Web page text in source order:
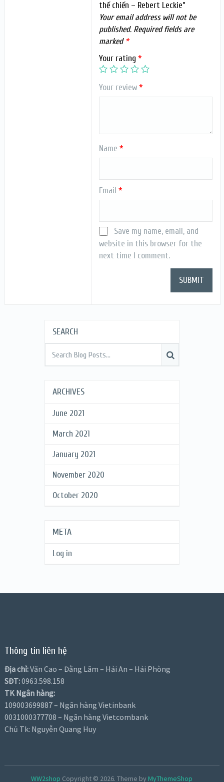
thế chiến – Rebert Leckie”
Your email address will not be
published. Required fields are
marked *
Your rating*
Your review*
Name*
Email*
Save my name, email, and
website in this browser for the
next time I comment.
SEARCH
ARCHIVES
June 2021
March 2021
January 2021
November 2020
October 2020
META
Log in
Thông tin liên hệ
Địa chỉ:Văn Cao – Đằng Lâm – Hải An – Hải Phòng
SĐT:0963.598.158
TK Ngân hàng:
109003699887 – Ngân hàng Vietinbank
0031000377708 – Ngân hàng Vietcombank
Chủ Tk: Nguyễn Quang Huy
WW2shop Copyright © 2026. Theme by MyThemeShop